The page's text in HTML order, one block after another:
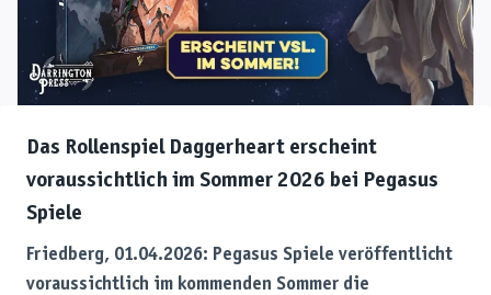
Das Rollenspiel Daggerheart erscheint
voraussichtlich im Sommer 2026 bei Pegasus
Spiele
Friedberg, 01.04.2026: Pegasus Spiele veröffentlicht
voraussichtlich im kommenden Sommer die